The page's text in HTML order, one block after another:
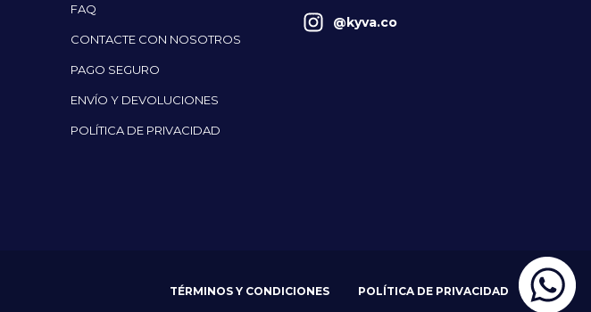
FAQ
CONTACTE CON NOSOTROS
PAGO SEGURO
ENVÍO Y DEVOLUCIONES
POLÍTICA DE PRIVACIDAD
@kyva.co
TÉRMINOS Y CONDICIONES POLÍTICA DE PRIVACIDAD